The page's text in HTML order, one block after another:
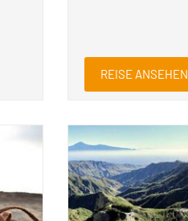
REISE ANSEHEN